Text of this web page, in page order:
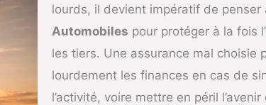
lourds, il devient impératif de penser
Automobiles pour protéger à la fois
les tiers. Une assurance mal choisie
lourdement les finances en cas de
l’activité, voire mettre en péril